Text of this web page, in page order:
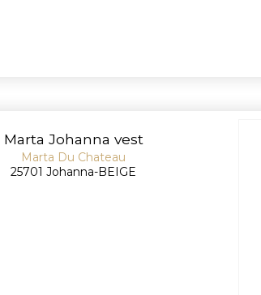
Marta Johanna vest
Marta Du Chateau
25701 Johanna-BEIGE